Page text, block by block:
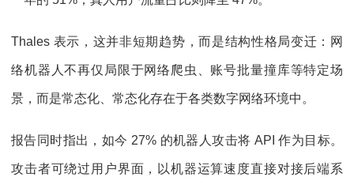
Thales 表示，这并非短期趋势，而是结构性格局变迁：网
络机器人不再仅局限于网络爬虫、账号批量撞库等特定场
景，而是常态化、常态化存在于各类数字网络环境中。
报告同时指出，如今 27% 的机器人攻击将 API 作为目标。
攻击者可绕过用户界面，以机器运算速度直接对接后端系